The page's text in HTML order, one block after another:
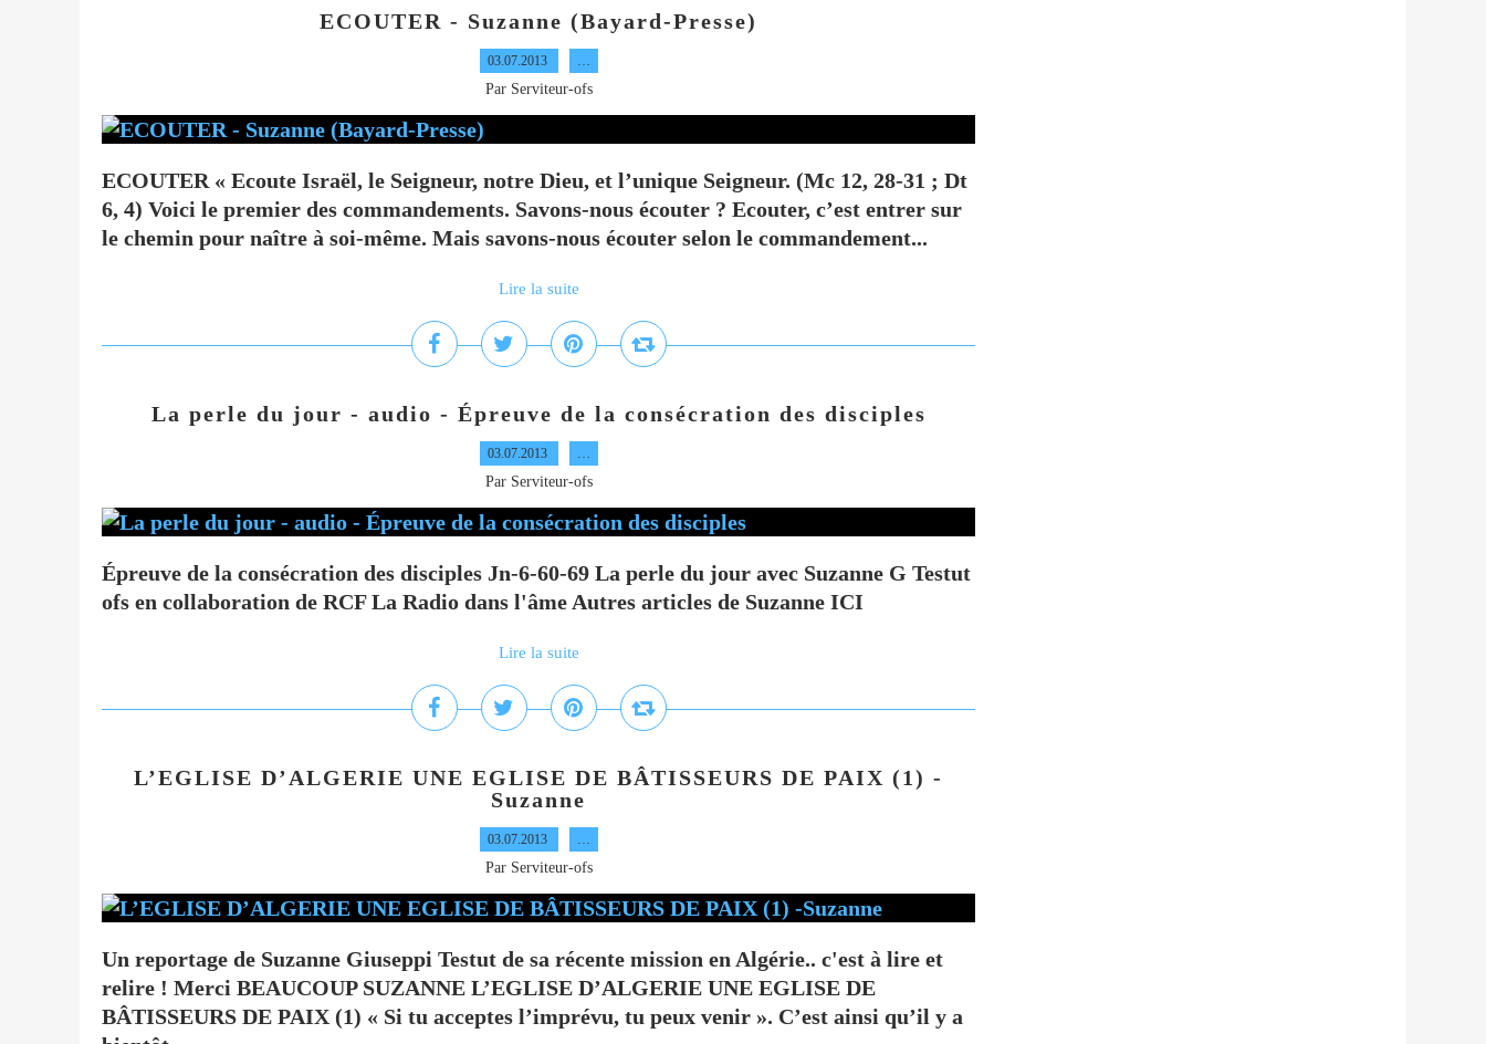
ECOUTER - Suzanne (Bayard-Presse)
03.07.2013 …
Par Serviteur-ofs
ECOUTER « Ecoute Israël, le Seigneur, notre Dieu, et l’unique Seigneur. (Mc 12, 28-31 ; Dt
6, 4) Voici le premier des commandements. Savons-nous écouter ? Ecouter, c’est entrer sur
le chemin pour naître à soi-même. Mais savons-nous écouter selon le commandement...
Lire la suite
La perle du jour - audio - Épreuve de la consécration des disciples
03.07.2013 …
Par Serviteur-ofs
Épreuve de la consécration des disciples Jn-6-60-69 La perle du jour avec Suzanne G Testut
ofs en collaboration de RCF La Radio dans l'âme Autres articles de Suzanne ICI
Lire la suite
L’EGLISE D’ALGERIE UNE EGLISE DE BÂTISSEURS DE PAIX (1) -
Suzanne
03.07.2013 …
Par Serviteur-ofs
Un reportage de Suzanne Giuseppi Testut de sa récente mission en Algérie.. c'est à lire et
relire ! Merci BEAUCOUP SUZANNE L’EGLISE D’ALGERIE UNE EGLISE DE
BÂTISSEURS DE PAIX (1) « Si tu acceptes l’imprévu, tu peux venir ». C’est ainsi qu’il y a